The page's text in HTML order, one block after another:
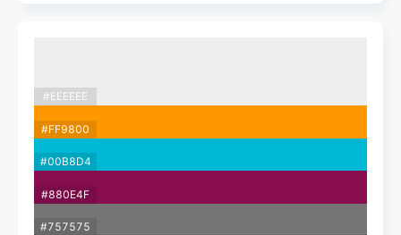
#EEEEEE
#FF9800
#00B8D4
#880E4F
#757575